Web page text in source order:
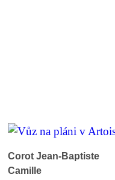
Corot Jean-Baptiste
Camille